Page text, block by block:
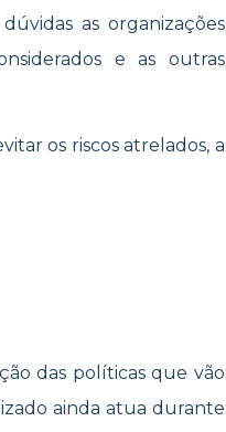
as organizações
e as outras
os riscos atrelados, a
das políticas que vão
ainda atua durante